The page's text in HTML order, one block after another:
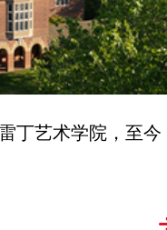
丁艺术学院，至今